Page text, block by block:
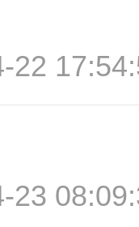
22
23